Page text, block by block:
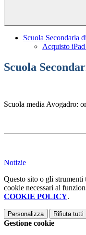
Scuola Secondaria
Acquisto
Scuola
Scuola media Avogadro:
Notizie
Questo sito o gli
cookie necessari al
COOKIE POLICY.
Personalizza Rifiuta tutti
Gestione cookie